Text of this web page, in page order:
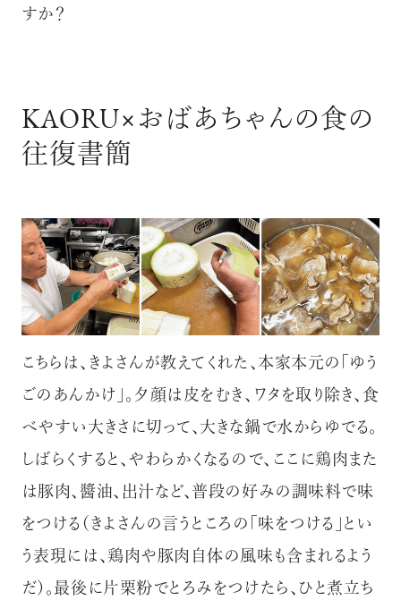
すか？
KAORU×おばあちゃんの食の
往復書簡
こちらは、きよさんが教えてくれた、本家本元の「ゆう
ごのあんかけ」。夕顔は皮をむき、ワタを取り除き、食
べやすい大きさに切って、大きな鍋で水からゆでる。
しばらくすると、やわらかくなるので、ここに鶏肉また
は豚肉、醬油、出汁など、普段の好みの調味料で味
をつける（きよさんの言うところの「味をつける」とい
う表現には、鶏肉や豚肉自体の風味も含まれるよう
だ）。最後に片栗粉でとろみをつけたら、ひと煮立ち